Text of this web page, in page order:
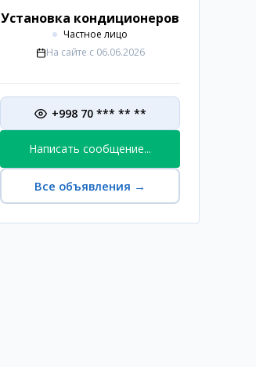
Установка кондиционеров
Частное лицо
На сайте с 06.06.2026
+998 70 *** ** **
Написать сообщение...
Все объявления →